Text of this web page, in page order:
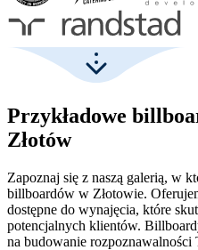
Przykładowe
Złotów
Zapoznaj się z naszą galerią, w
billboardów w Złotowie.
dostępne do wynajęcia, które
potencjalnych klientów.
na budowanie rozpoznawalności